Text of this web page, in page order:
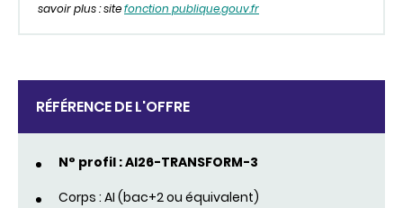
savoir plus : sitefonction publique.gouv.fr
RÉFÉRENCE DE L'OFFRE
N° profil : AI26-TRANSFORM-3
Corps : AI (bac+2 ou équivalent)